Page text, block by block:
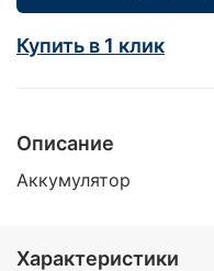
Купить в 1 клик
Описание
Аккумулятор
Характеристики